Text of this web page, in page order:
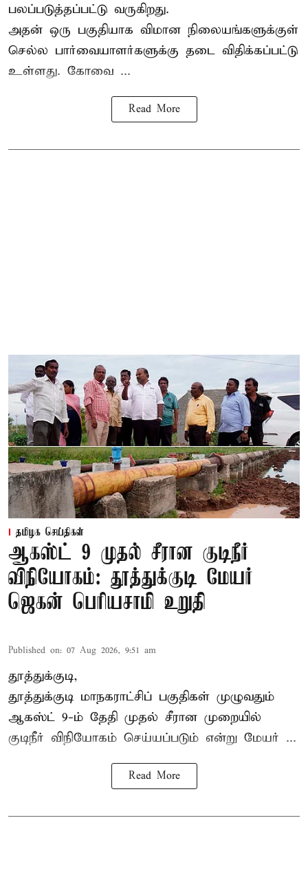
பலப்படுத்தப்பட்டு வருகிறது.
அதன் ஒரு பகுதியாக விமான நிலையங்களுக்குள்
செல்ல பார்வையாளர்களுக்கு தடை விதிக்கப்பட்டு
உள்ளது. கோவை ...
Read More
தமிழக செய்திகள்
ஆகஸ்ட் 9 முதல் சீரான குடிநீர்
விநியோகம்: தூத்துக்குடி மேயர்
ஜெகன் பெரியசாமி உறுதி
Published on: 07 Aug 2026, 9:51 am
தூத்துக்குடி,
தூத்துக்குடி மாநகராட்சிப் பகுதிகள் முழுவதும்
ஆகஸ்ட் 9-ம் தேதி முதல் சீரான முறையில்
குடிநீர் விநியோகம் செய்யப்படும் என்று மேயர் ...
Read More